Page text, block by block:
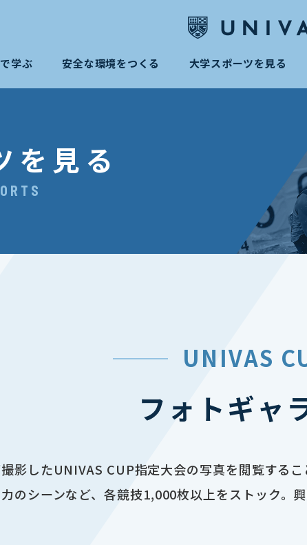
学ぶ 安全な環境をつくる 大学スポーツを見る
を見る
UNIVAS
フォトギャ
影したUNIVAS CUP指定大会の写真を閲覧する
のシーンなど、各競技1,000枚以上をストック。